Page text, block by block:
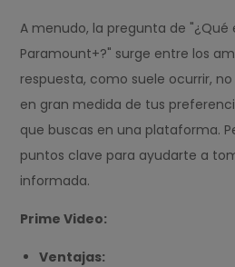
A menudo, la pregunta de "¿Qué
Paramount+?" surge entre los
respuesta, como suele ocurrir,
en gran medida de tus
que buscas en una plataforma.
puntos clave para ayudarte a
informada.
Prime Video:
Ventajas: